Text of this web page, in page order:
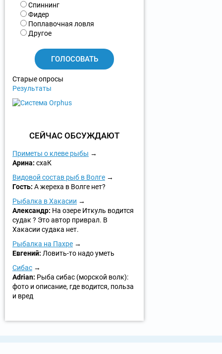
В
а
р
и
Спиннинг
Фидер
Поплавочная ловля
Другое
Старые опросы
Результаты
СЕЙЧАС ОБСУЖДАЮТ
Приметы о клеве рыбы
Арина: схаК
Видовой состав рыб в Волге
Гость: А жереха в Волге нет?
Рыбалка в Хакасии
Александр: На озере Иткуль водится
судак ? Это автор приврал. В
Хакасии судака нет.
Рыбалка на Пахре
Евгений: Ловить-то надо уметь
Сибас
Adrian: Рыба сибас (морской волк):
фото и описание, где водится, польза
и вред